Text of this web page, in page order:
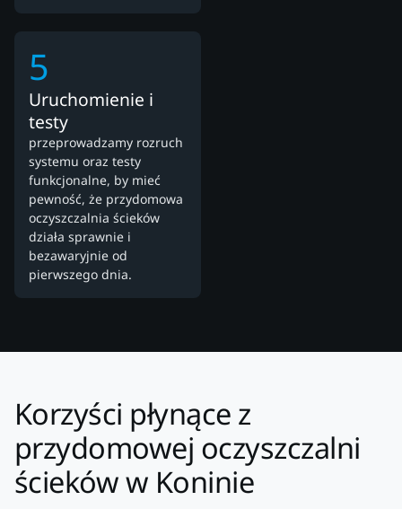
5
Uruchomienie i
testy
przeprowadzamy rozruch
systemu oraz testy
funkcjonalne, by mieć
pewność, że przydomowa
oczyszczalnia ścieków
działa sprawnie i
bezawaryjnie od
pierwszego dnia.
Korzyści płynące z
przydomowej oczyszczalni
ścieków w Koninie